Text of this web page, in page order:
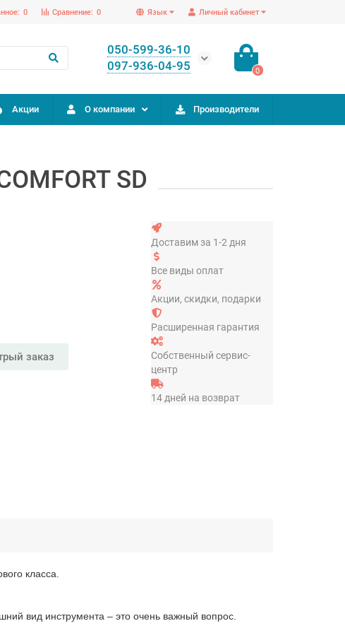
Личный кабинет
Язык
Сравнение: 0
0
050-599-36-10
097-936-04-95
0
Акции О компании Производители
SD
заказ
Доставим за 1-2 дня
Все виды оплат
Акции, скидки, подарки
Расширенная гарантия
Собственный сервис-
центр
14 дней на возврат
класса.
вид инструмента – это очень важный вопрос.